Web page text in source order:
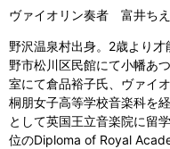
ヴァイオリン奏者 富井ち
野沢温泉村出身。2歳より
野市松川区民館にて小幡あ
室にて倉品裕子氏、ヴァイ
桐朋女子高等学校音楽科を
として英国王立音楽院に留
位のDiploma of Royal